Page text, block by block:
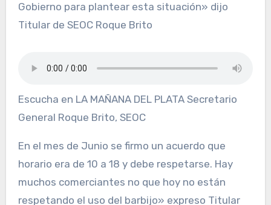
Gobierno para plantear esta situación» dijo
Titular de SEOC Roque Brito
Escucha en LA MAÑANA DEL PLATA Secretario
General Roque Brito, SEOC
En el mes de Junio se firmo un acuerdo que
horario era de 10 a 18 y debe respetarse. Hay
muchos comerciantes no que hoy no están
respetando el uso del barbijo» expreso Titular